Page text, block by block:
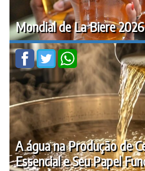
Mondial de La Biere
A água na Produção de
Essencial e Seu Papel